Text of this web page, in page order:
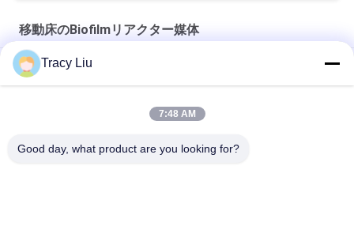
移動床のBiofilmリアクター媒体
K5移動床のBiofilmリアクター媒体の養魚場の水処理
Tracy Liu
7:48 AM
Good day, what product are you looking for?